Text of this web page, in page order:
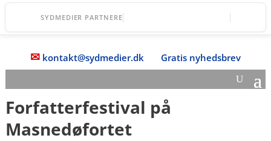
SYDMEDIER PARTNERE
✉ kontakt@sydmedier.dk Gratis nyhedsbrev
Forfatterfestival på
Masnedøfortet